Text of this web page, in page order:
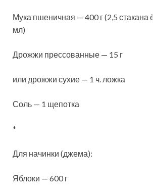
Мука пшеничная — 400 г (2,5 стакана
мл)
Дрожжи прессованные — 15 г
или дрожжи сухие — 1 ч. ложка
Соль — 1 щепотка
*
Для начинки (джема):
Яблоки — 600 г